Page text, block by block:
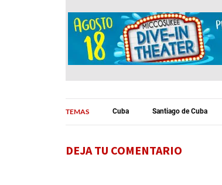
TEMAS Cuba Santiago de Cuba
DEJA TU COMENTARIO